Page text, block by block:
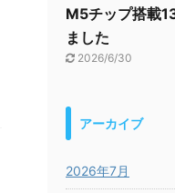
M5チップ搭載
ました
2026/6/30
アーカイブ
2026年7月